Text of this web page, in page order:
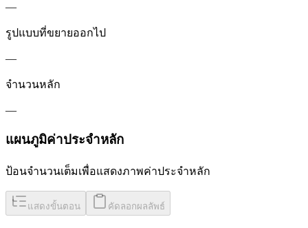
—
รูปแบบที่ขยายออกไป
—
จำนวนหลัก
—
แผนภูมิค่าประจำหลัก
ป้อนจำนวนเต็มเพื่อแสดงภาพค่าประจำหลัก
แสดงขั้นตอน คัดลอกผลลัพธ์